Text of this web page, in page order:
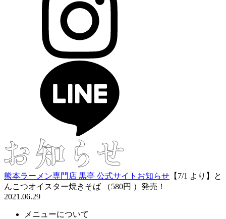
熊本ラーメン専門店 黒亭 公式サイト お知らせ 【7/1 より】と
んこつオイスター焼きそば （580円 ）発売！
2021.06.29
メニューについて